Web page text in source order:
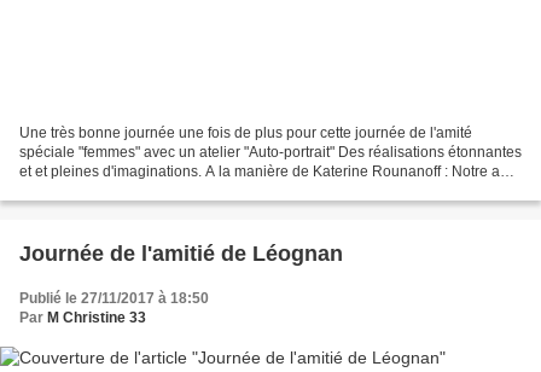
Une très bonne journée une fois de plus pour cette journée de l'amité
spéciale "femmes" avec un atelier "Auto-portrait" Des réalisations étonnantes
et et pleines d'imaginations. A la manière de Katerine Rounanoff : Notre ami
Journée de l'amitié de Léognan
Publié le 27/11/2017 à 18:50
Par M Christine 33